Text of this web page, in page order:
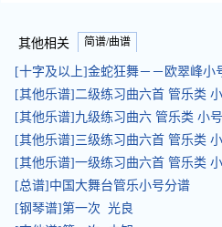
其他相关 简谱/曲谱
[十字及以上]金蛇狂舞－－欧翠峰小
[其他乐谱]二级练习曲六首 管乐类
[其他乐谱]九级练习曲六 管乐类 小
[其他乐谱]三级练习曲六首 管乐类
[其他乐谱]一级练习曲六首 管乐类
[总谱]中国大舞台管乐小号分谱
[钢琴谱]第一次 光良